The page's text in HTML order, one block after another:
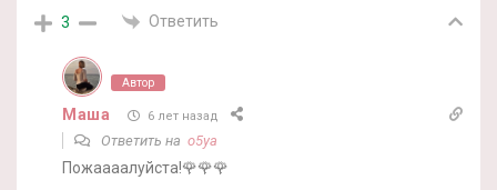
3 Ответить
Автор
Маша 6 лет назад
Ответить на o5ya
Пожаааалуйста!🌹🌹🌹